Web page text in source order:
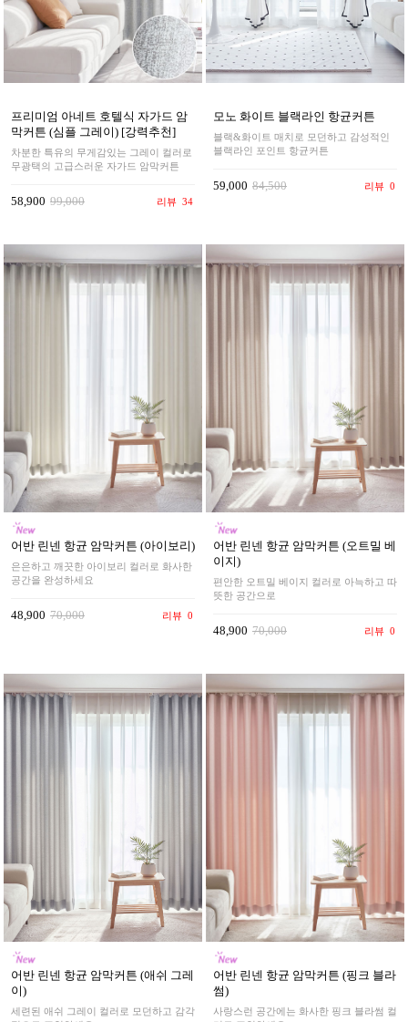
프리미엄 아네트 호텔식 자가드 암
막커튼 (심플 그레이) [강력추천]
차분한 특유의 무게감있는 그레이 컬러로
무광택의 고급스러운 자가드 암막커튼
58,900 99,000 리뷰 34
모노 화이트 블랙라인 항균커튼
블랙&화이트 매치로 모던하고 감성적인
블랙라인 포인트 항균커튼
59,000 84,500 리뷰 0
어반 린넨 항균 암막커튼 (아이보리)
은은하고 깨끗한 아이보리 컬러로 화사한
공간을 완성하세요
48,900 70,000 리뷰 0
어반 린넨 항균 암막커튼 (오트밀 베
이지)
편안한 오트밀 베이지 컬러로 아늑하고 따
뜻한 공간으로
48,900 70,000 리뷰 0
어반 린넨 항균 암막커튼 (애쉬 그레
이)
세련된 애쉬 그레이 컬러로 모던하고 감각
어반 린넨 항균 암막커튼 (핑크 블라
썸)
사랑스런 공간에는 화사한 핑크 블라썸 컬